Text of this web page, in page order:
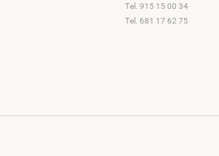
Tel. 915 15 00 34
Tel. 681 17 62 75